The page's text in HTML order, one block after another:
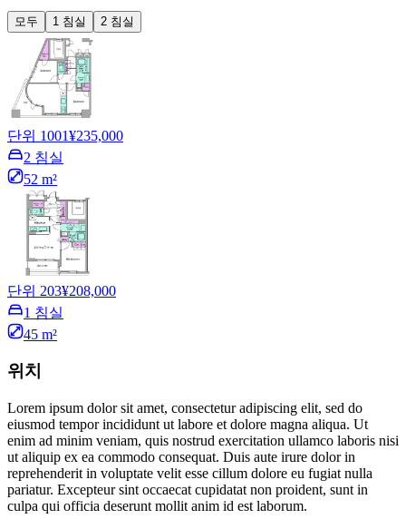
모두 1 침실 2 침실
단위 1001¥235,000
2 침실
52 m²
단위 203¥208,000
1 침실
45 m²
위치
Lorem ipsum dolor sit amet, consectetur adipiscing elit, sed do
eiusmod tempor incididunt ut labore et dolore magna aliqua. Ut
enim ad minim veniam, quis nostrud exercitation ullamco laboris nisi
ut aliquip ex ea commodo consequat. Duis aute irure dolor in
reprehenderit in voluptate velit esse cillum dolore eu fugiat nulla
pariatur. Excepteur sint occaecat cupidatat non proident, sunt in
culpa qui officia deserunt mollit anim id est laborum.